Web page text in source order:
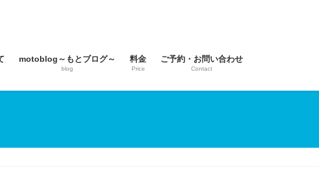
motoblog～もとブログ～
blog
料金
Price
ご予約・お問い合わせ
Contact